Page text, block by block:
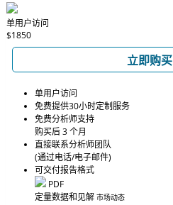
单用户访问
$1850
立即购买
单用户访问
免费提供30小时定制服务
免费分析师支持
购买后 3 个月
直接联系分析师团队
(通过电话/电子邮件)
可交付报告格式
PDF
定量数据和见解 市场动态